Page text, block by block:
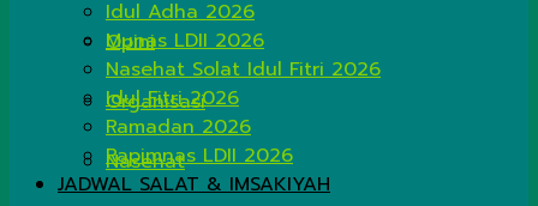
Opini
Organisasi
Nasehat
Idul Adha 2026
Munas LDII 2026
Nasehat Solat Idul Fitri 2026
Idul Fitri 2026
Ramadan 2026
Rapimnas LDII 2026
JADWAL SALAT & IMSAKIYAH